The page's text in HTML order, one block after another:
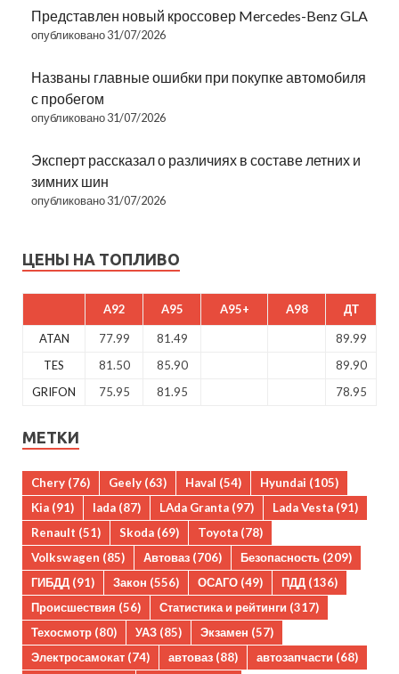
Представлен новый кроссовер Mercedes-Benz GLA
опубликовано 31/07/2026
Названы главные ошибки при покупке автомобиля
с пробегом
опубликовано 31/07/2026
Эксперт рассказал о различиях в составе летних и
зимних шин
опубликовано 31/07/2026
ЦЕНЫ НА ТОПЛИВО
A92 A95 A95+ A98 ДТ
ATAN 77.99 81.49
89.99
TES
81.50 85.90
89.90
GRIFON
75.95 81.95 78.95
МЕТКИ
Chery (76) Geely (63) Haval (54) Hyundai (105)
Kia (91) lada (87) LAda Granta (97) Lada Vesta (91)
Renault (51) Skoda (69) Toyota (78)
Volkswagen (85) Автоваз (706) Безопасность (209)
ГИБДД (91) Закон (556) ОСАГО (49) ПДД (136)
Происшествия (56) Статистика и рейтинги (317)
Техосмотр (80) УАЗ (85) Экзамен (57)
Электросамокат (74) автоваз (88) автозапчасти (68)